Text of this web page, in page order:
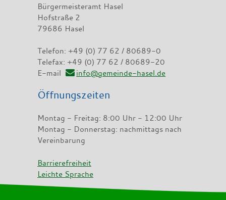
Bürgermeisteramt Hasel
Hofstraße 2
79686 Hasel
Telefon: +49 (0) 77 62 / 80689-0
Telefax: +49 (0) 77 62 / 80689-20
E-mail
info@gemeinde-hasel.de
Öffnungszeiten
Montag - Freitag: 8:00 Uhr - 12:00 Uhr
Montag - Donnerstag: nachmittags nach
Vereinbarung
Barrierefreiheit
Leichte Sprache